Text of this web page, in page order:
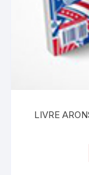
LIVRE